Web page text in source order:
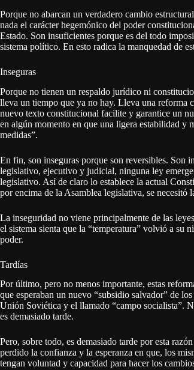
Porque no abarcan un verdadero cambio
nada el carácter hegemónico del poder
Estado. Son insuficientes porque es del todo
sistema político. En esto radica la manquedad de
Inseguras
Porque no tienen un respaldo jurídico ni
lleva un tiempo que ya no hay. Lleva una reforma
nuevo texto constitucional facilite y garantice un
en algún momento en que una ligera estabilidad y
medidas”.
En fin, son inseguras porque son reversibles. Son
legislativo, ejecutivo y judicial, ninguna ley
legislativo. Así de claro lo establece la actual
por encima de la Asamblea legislativa, se
La inseguridad no viene principalmente de las
el sistema sienta que la “temperatura” volvió a su
poder.
Tardías
Por último, pero no menos importante, estas
que esperaban un nuevo “subsidio salvador” de
Unión Soviética y el llamado “campo socialista”.
es demasiado tarde.
Pero, sobre todo, es demasiado tarde por esta
perdido la confianza y la esperanza en que, los
tengan voluntad y capacidad para hacer los